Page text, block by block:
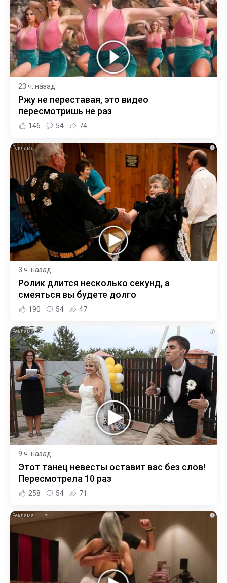
23 ч. назад
Ржу не переставая, это видео
пересмотришь не раз
146 54 74
i
3 ч. назад
Ролик длится несколько секунд, а
смеяться вы будете долго
190 54 47
i
9 ч. назад
Этот танец невесты оставит вас без слов!
Пересмотрела 10 раз
258 54 71
i